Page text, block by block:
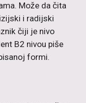
Može da čita
i radijski
čiji je nivo
B2 nivou piše
formi.